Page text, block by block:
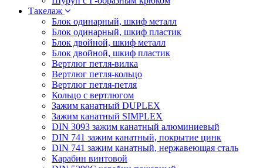
Такелаж
Блок одинарный, шкиф металл
Блок одинарный, шкиф пластик
Блок двойной, шкиф металл
Блок двойной, шкиф пластик
Вертлюг петля-вилка
Вертлюг петля-кольцо
Вертлюг петля-петля
Кольцо с вертлюгом
Зажим канатный DUPLEX
Зажим канатный SIMPLEX
DIN 3093 зажим канатный алюминиевый
DIN 741 зажим канатный, покрытие цинк
DIN 741 зажим канатный, нержавеющая сталь
Карабин винтовой